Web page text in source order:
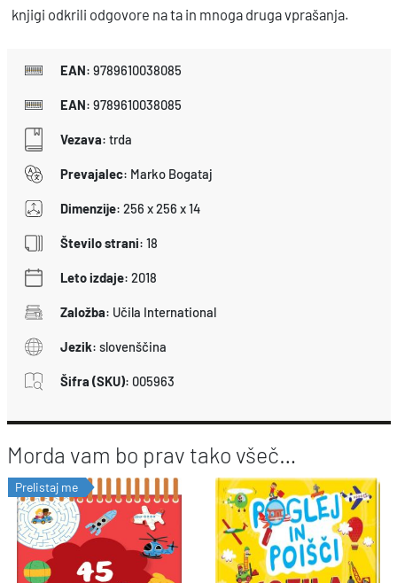
aknjigi odkrili odgovore na ta in mnoga druga vprašanja.
EAN: 9789610038085
EAN: 9789610038085
Vezava: trda
Prevajalec: Marko Bogataj
Dimenzije: 256 x 256 x 14
Število strani: 18
Leto izdaje: 2018
Založba: Učila International
Jezik: slovenščina
Šifra (SKU): 005963
Morda vam bo prav tako všeč…
Prelistaj me